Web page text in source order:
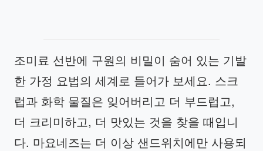
조미료 선반에 구원의 비밀이 숨어 있는 기발
한 가정 요법의 세계로 들어가 보세요. 스크
럽과 화학 물질은 잊어버리고 더 부드럽고,
더 크리미하고, 더 맛있는 것을 찾을 때입니
다. 마요네즈는 더 이상 샌드위치에만 사용되